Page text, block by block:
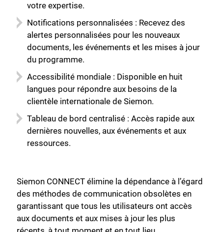
votre expertise.
Notifications personnalisées : Recevez des
alertes personnalisées pour les nouveaux
documents, les événements et les mises à jour
du programme.
Accessibilité mondiale : Disponible en huit
langues pour répondre aux besoins de la
clientèle internationale de Siemon.
Tableau de bord centralisé : Accès rapide aux
dernières nouvelles, aux événements et aux
ressources.
Siemon CONNECT élimine la dépendance à l’égard
des méthodes de communication obsolètes en
garantissant que tous les utilisateurs ont accès
aux documents et aux mises à jour les plus